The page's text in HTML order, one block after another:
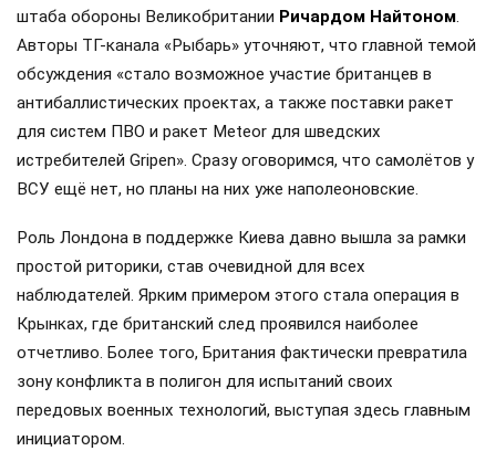
штаба обороны Великобритании Ричардом Найтоном.
Авторы ТГ-канала «Рыбарь» уточняют, что главной темой
обсуждения «стало возможное участие британцев в
антибаллистических проектах, а также поставки ракет
для систем ПВО и ракет Meteor для шведских
истребителей Gripen». Сразу оговоримся, что самолётов у
ВСУ ещё нет, но планы на них уже наполеоновские.
Роль Лондона в поддержке Киева давно вышла за рамки
простой риторики, став очевидной для всех
наблюдателей. Ярким примером этого стала операция в
Крынках, где британский след проявился наиболее
отчетливо. Более того, Британия фактически превратила
зону конфликта в полигон для испытаний своих
передовых военных технологий, выступая здесь главным
инициатором.